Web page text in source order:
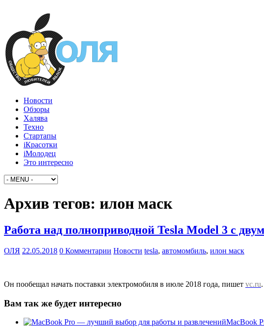
Новости
Обзоры
Халява
Техно
Стартапы
iКрасотки
iМолодец
Это интересно
Архив тегов: илон маск
Работа над полноприводной Tesla Model 3 с
ОЛЯ 22.05.2018 0 Комментарии Новости tesla, автомомбиль, илон маск
Он пообещал начать поставки электромобиля в июле 2018 года, пишет vc.ru.
Вам так же будет интересно
MacBook